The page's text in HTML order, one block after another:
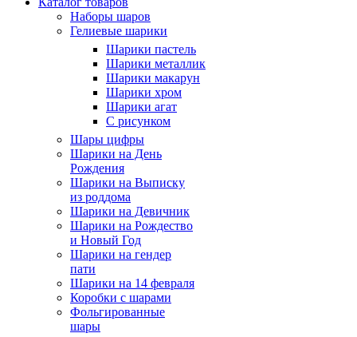
Наборы шаров
Гелиевые шарики
Шарики пастель
Шарики металлик
Шарики макарун
Шарики хром
Шарики агат
С рисунком
Шары цифры
Шарики на День
Рождения
Шарики на Выписку
из роддома
Шарики на Девичник
Шарики на Рождество
и Новый Год
Шарики на гендер
пати
Шарики на 14 февраля
Коробки с шарами
Фольгированные
шары